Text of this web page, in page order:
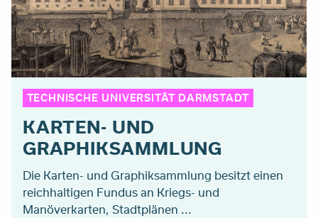
TECHNISCHE UNIVERSITÄT DARMSTADT
KARTEN- UND
GRAPHIKSAMMLUNG
Die Karten- und Graphiksammlung besitzt einen
reichhaltigen Fundus an Kriegs- und
Manöverkarten, Stadtplänen ...